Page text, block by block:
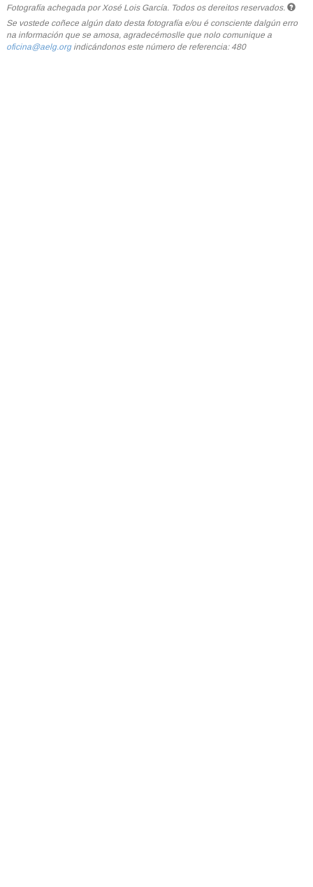
Fotografía achegada por Xosé Lois García. Todos os dereitos reservados.
Se vostede coñece algún dato desta fotografía e/ou é consciente dalgún erro
na información que se amosa, agradecémoslle que nolo comunique a
oficina@aelg.orgindicándonos este número de referencia: 480